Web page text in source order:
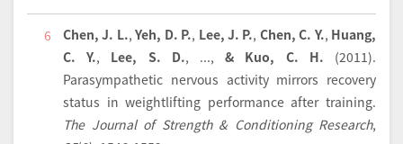
6 Chen, J. L.,Yeh, D. P., Lee, J. P., Chen, C. Y., Huang,
C. Y., Lee, S. D., ...,& Kuo, C. H. (2011).
Parasympathetic nervous activity mirrors recovery
status in weightlifting performance after training.
The Journal of Strength & Conditioning Research,